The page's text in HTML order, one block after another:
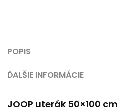
POPIS
ĎALŠIE INFORMÁCIE
JOOP uterák 50×100 cm